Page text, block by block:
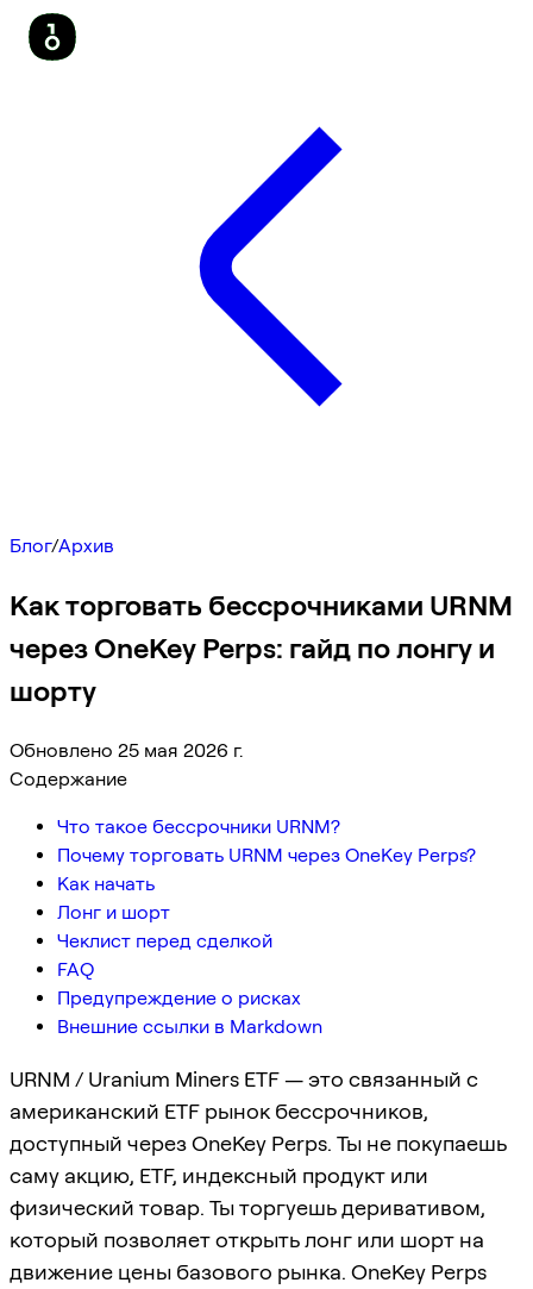
Блог/Архив
Как торговать бессрочниками URNM
через OneKey Perps: гайд по лонгу и
шорту
Обновлено 25 мая 2026 г.
Содержание
Что такое бессрочники URNM?
Почему торговать URNM через OneKey Perps?
Как начать
Лонг и шорт
Чеклист перед сделкой
FAQ
Предупреждение о рисках
Внешние ссылки в Markdown
URNM / Uranium Miners ETF — это связанный с
американский ETF рынок бессрочников,
доступный через OneKey Perps. Ты не покупаешь
саму акцию, ETF, индексный продукт или
физический товар. Ты торгуешь деривативом,
который позволяет открыть лонг или шорт на
движение цены базового рынка. OneKey Perps